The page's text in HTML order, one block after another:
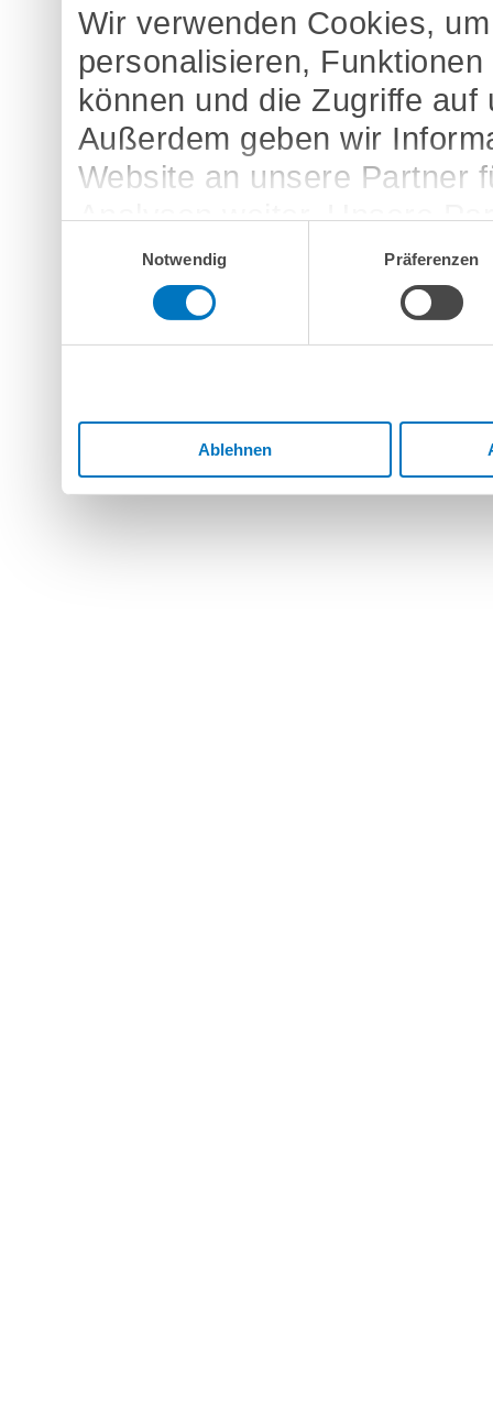
Wir verwenden Cookies,
personalisieren,
können und die Zugriffe
Außerdem geben wir
Website an unsere Partner
Analysen weiter. Unsere
möglicherweise mit
bereitgestellt haben oder
Dienste gesammelt haben.
Notwendig
Präferenzen
Ablehnen